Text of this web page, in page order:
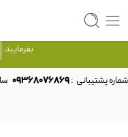
توجه! برند لانگ لایف رایحه های
عرضه می کند.که با انتخاب حجم
بفرمایید.
شماره پشتیبانی :09368076869